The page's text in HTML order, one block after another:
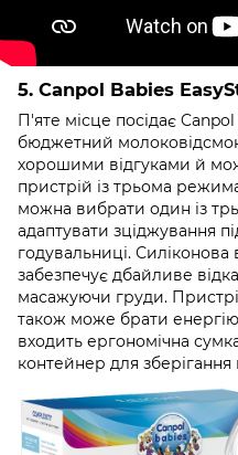
5. Canpol Babies
П'яте місце посідає
бюджетний
хорошими відгуками й
пристрій із трьома
можна вибрати один із
адаптувати зціджування
годувальниці.
забезпечує дбайливе
масажуючи груди.
також може брати
входить ергономічна
контейнер для зберігання